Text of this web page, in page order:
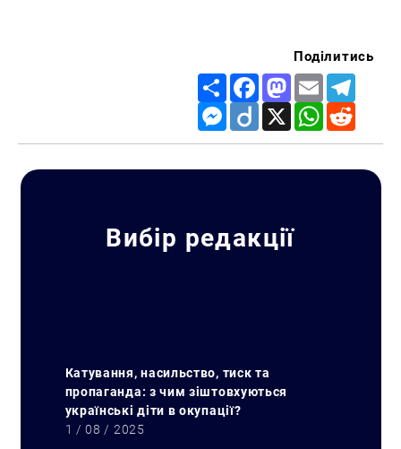
Поділитись
Share FacebookMastodon
Email
Messenger
Diigo X WhatsApp
Вибір редакції
Катування, насильство, тиск та
пропаганда: з чим зіштовхуються
українські діти в окупації?
1 / 08 / 2025